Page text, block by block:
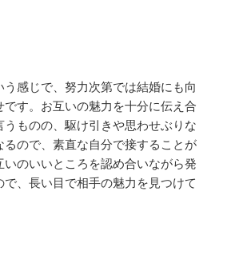
感じで、努力次第では結婚にも向
です。お互いの魅力を十分に伝え合
うものの、駆け引きや思わせぶりな
るので、素直な自分で接することが
いのいいところを認め合いながら発
で、長い目で相手の魅力を見つけて